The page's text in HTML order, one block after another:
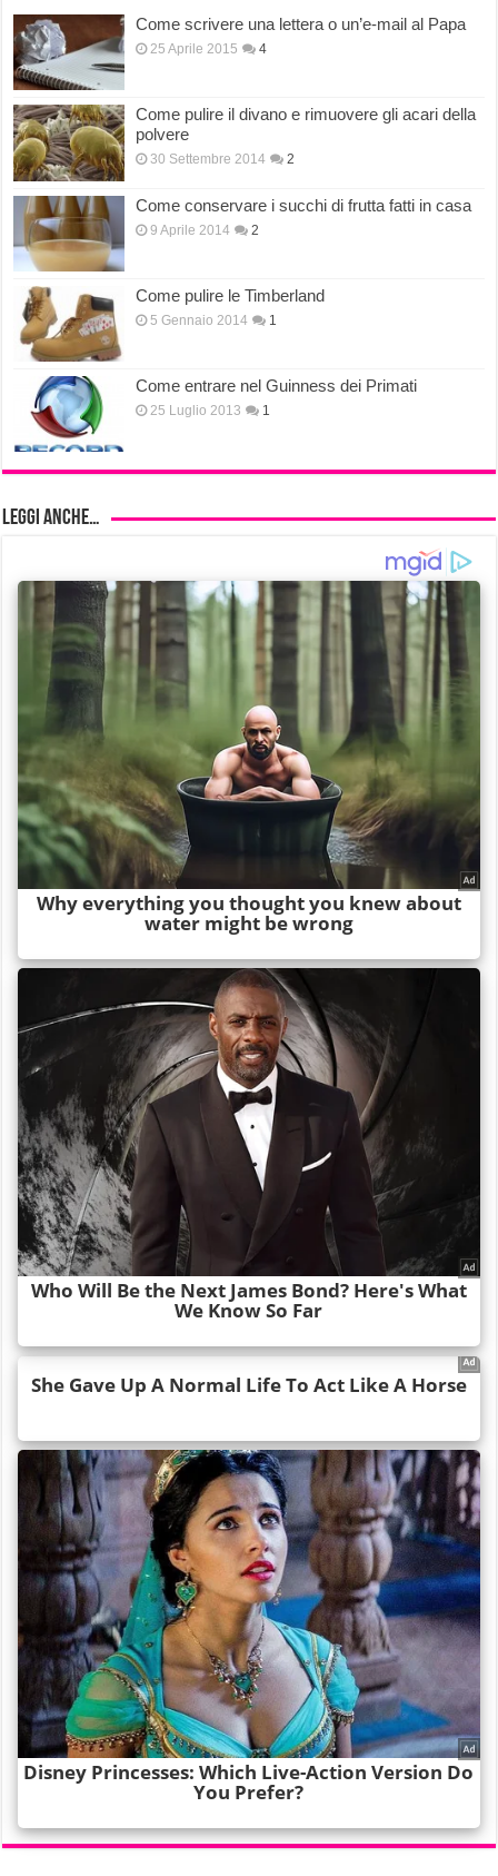
Come scrivere una lettera o un’e-mail al Papa
25 Aprile 2015 4
Come pulire il divano e rimuovere gli acari della
polvere
30 Settembre 2014 2
Come conservare i succhi di frutta fatti in casa
9 Aprile 2014 2
Come pulire le Timberland
5 Gennaio 2014 1
Come entrare nel Guinness dei Primati
25 Luglio 2013 1
Leggi anche…